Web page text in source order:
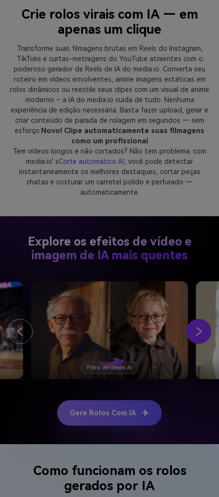
Crie rolos virais com IA — em
apenas um clique
Transforme suas filmagens brutas em Reels do Instagram,
TikToks e curtas-metragens do YouTube atraentes com o
poderoso gerador de Reels de IA do media.io. Converta seu
roteiro em vídeos envolventes, anime imagens estáticas em
rolos dinâmicos ou reestile seus clipes com um visual de anime
moderno – a IA do media.io cuida de tudo. Nenhuma
experiência de edição necessária. Basta fazer upload, gerar e
criar conteúdo de parada de rolagem em segundos — sem
esforço. Novo! Clipe automaticamente suas filmagens
como um profissional
Tem vídeos longos e não cortados? Não tem problema. com
media.io' sCorte automático AI , você pode detectar
instantaneamente os melhores destaques, cortar peças
chatas e costurar um carretel polido e perfurado —
automaticamente.
Explore os efeitos de vídeo e
imagem de IA mais quentes
Filtro de idade AI
Gere Rolos Com IA
Como funcionam os rolos
gerados por IA